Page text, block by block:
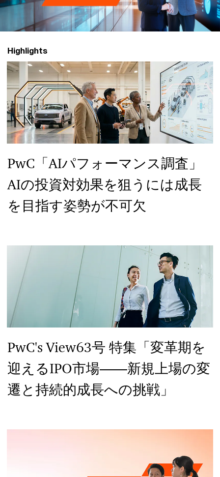
ル
ー
プ
Highlights
PwC「AIパフォーマンス調査」
AIの投資対効果を狙うには成長
を目指す姿勢が不可欠
PwC's View63号 特集「変革期を
迎えるIPO市場――新規上場の変
遷と持続的成長への挑戦」